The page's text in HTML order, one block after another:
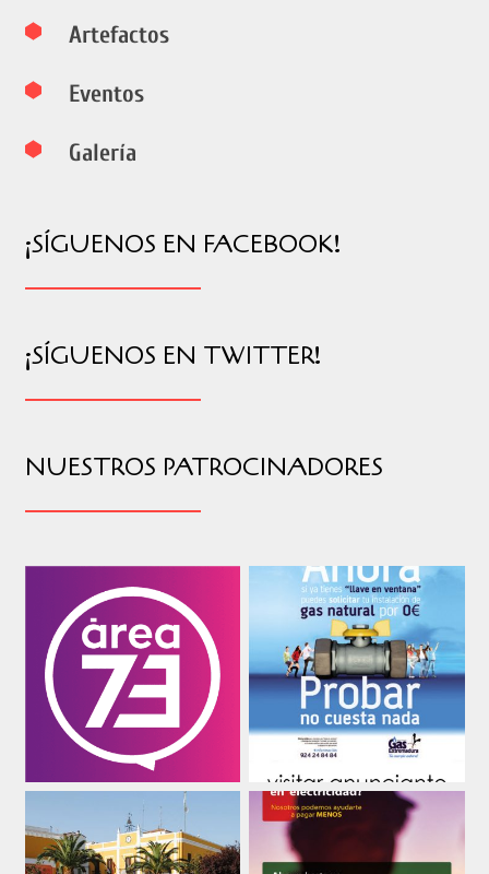
Artefactos
Eventos
Galería
¡SÍGUENOS EN FACEBOOK!
¡SÍGUENOS EN TWITTER!
NUESTROS PATROCINADORES